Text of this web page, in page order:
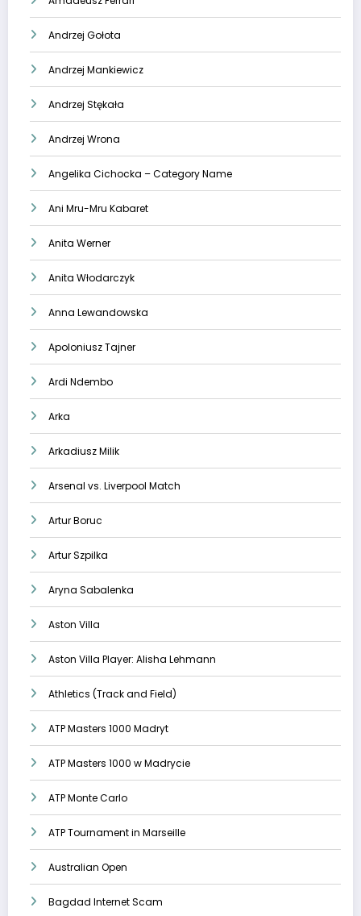
Andrzej Gołota
Andrzej Mankiewicz
Andrzej Stękała
Andrzej Wrona
Angelika Cichocka – Category Name
Ani Mru-Mru Kabaret
Anita Werner
Anita Włodarczyk
Anna Lewandowska
Apoloniusz Tajner
Ardi Ndembo
Arka
Arkadiusz Milik
Arsenal vs. Liverpool Match
Artur Boruc
Artur Szpilka
Aryna Sabalenka
Aston Villa
Aston Villa Player: Alisha Lehmann
Athletics (Track and Field)
ATP Masters 1000 Madryt
ATP Masters 1000 w Madrycie
ATP Monte Carlo
ATP Tournament in Marseille
Australian Open
Bagdad Internet Scam